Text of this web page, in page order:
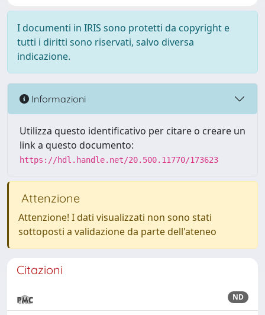
I documenti in IRIS sono protetti da copyright e
tutti i diritti sono riservati, salvo diversa
indicazione.
Informazioni
Utilizza questo identificativo per citare o creare un
link a questo documento:
https://hdl.handle.net/20.500.11770/173623
Attenzione
Attenzione! I dati visualizzati non sono stati
sottoposti a validazione da parte dell'ateneo
Citazioni
ND